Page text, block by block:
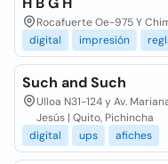
Rocafuerte Oe-975 Y
digital
impresión
Such and Such
Ulloa N31-124 y Av.
Jesús | Quito, Pichincha
digital
ups afiches